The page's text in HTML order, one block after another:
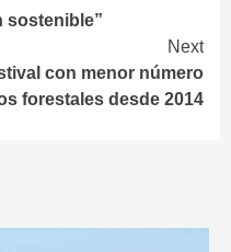
sostenible”
Next
con menor número
forestales desde 2014